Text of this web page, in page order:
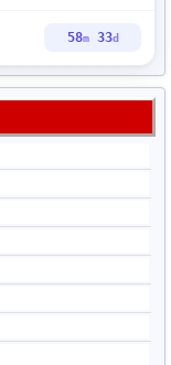
58m31d